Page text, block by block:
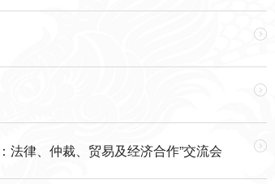


律、仲裁、贸易及经济合作”交流会 